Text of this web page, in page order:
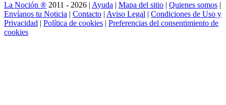
La Noción ® 2011 - 2026 | Ayuda | Mapa del sitio | Quienes somos |
Envíanos tu Noticia | Contacto | Aviso Legal | Condiciones de Uso y
Privacidad | Política de cookies | Preferencias del consentimiento de
cookies